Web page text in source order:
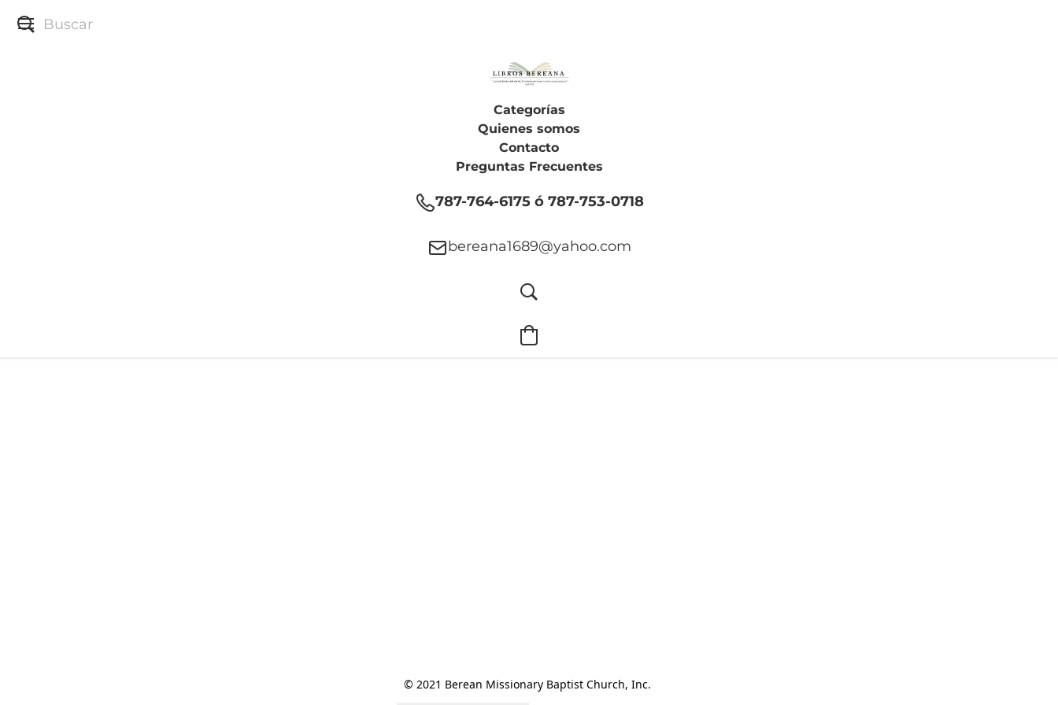
Categorías
Quienes somos
Contacto
Preguntas Frecuentes
787-764-6175 ó 787-753-0718
bereana1689@yahoo.com
© 2021 Berean Missionary Baptist Church, Inc.